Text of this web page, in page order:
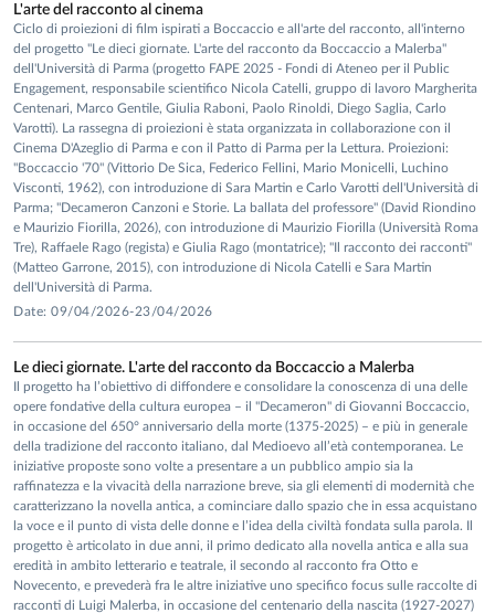
L'arte del racconto al cinema
Ciclo di proiezioni di film ispirati a Boccaccio e all'arte del racconto, all'interno
del progetto "Le dieci giornate. L'arte del racconto da Boccaccio a Malerba"
dell'Università di Parma (progetto FAPE 2025 - Fondi di Ateneo per il Public
Engagement, responsabile scientifico Nicola Catelli, gruppo di lavoro Margherita
Centenari, Marco Gentile, Giulia Raboni, Paolo Rinoldi, Diego Saglia, Carlo
Varotti). La rassegna di proiezioni è stata organizzata in collaborazione con il
Cinema D'Azeglio di Parma e con il Patto di Parma per la Lettura. Proiezioni:
"Boccaccio '70" (Vittorio De Sica, Federico Fellini, Mario Monicelli, Luchino
Visconti, 1962), con introduzione di Sara Martin e Carlo Varotti dell'Università di
Parma; "Decameron Canzoni e Storie. La ballata del professore" (David Riondino
e Maurizio Fiorilla, 2026), con introduzione di Maurizio Fiorilla (Università Roma
Tre), Raffaele Rago (regista) e Giulia Rago (montatrice); "Il racconto dei racconti"
(Matteo Garrone, 2015), con introduzione di Nicola Catelli e Sara Martin
dell'Università di Parma.
Date: 09/04/2026-23/04/2026
Le dieci giornate. L'arte del racconto da Boccaccio a Malerba
Il progetto ha l’obiettivo di diffondere e consolidare la conoscenza di una delle
opere fondative della cultura europea – il "Decameron" di Giovanni Boccaccio,
in occasione del 650° anniversario della morte (1375-2025) – e più in generale
della tradizione del racconto italiano, dal Medioevo all’età contemporanea. Le
iniziative proposte sono volte a presentare a un pubblico ampio sia la
raffinatezza e la vivacità della narrazione breve, sia gli elementi di modernità che
caratterizzano la novella antica, a cominciare dallo spazio che in essa acquistano
la voce e il punto di vista delle donne e l’idea della civiltà fondata sulla parola. Il
progetto è articolato in due anni, il primo dedicato alla novella antica e alla sua
eredità in ambito letterario e teatrale, il secondo al racconto fra Otto e
Novecento, e prevederà fra le altre iniziative uno specifico focus sulle raccolte di
racconti di Luigi Malerba, in occasione del centenario della nascita (1927-2027)